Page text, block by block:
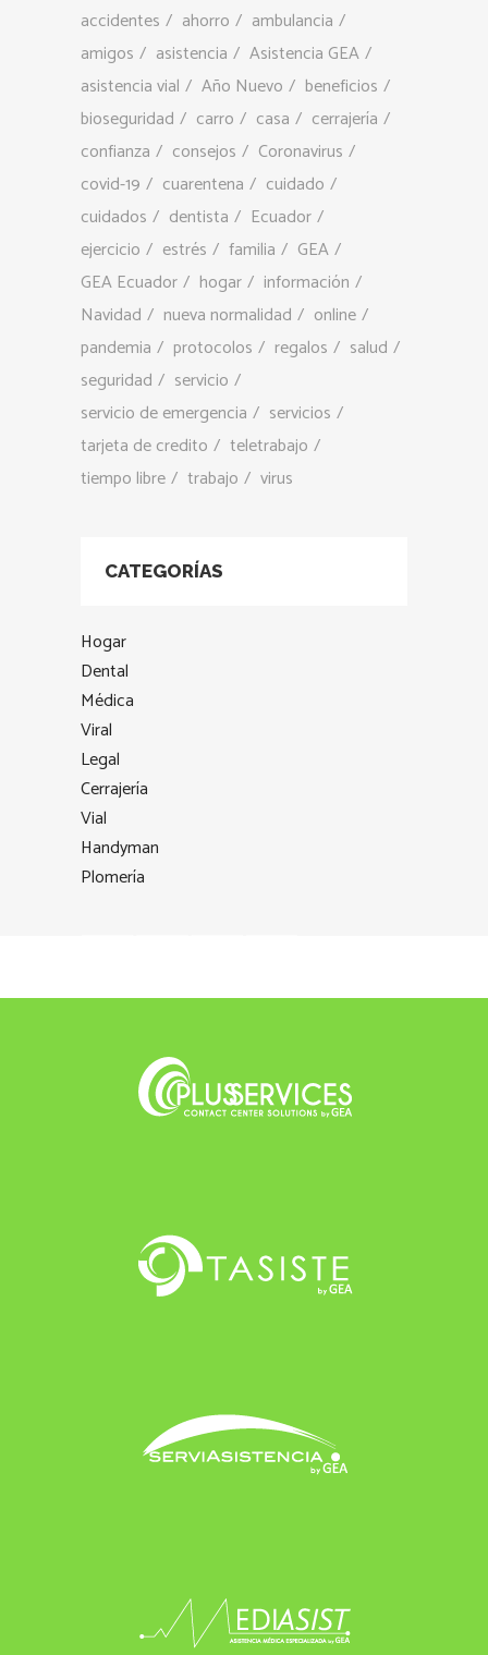
accidentes ahorro
ambulancia
amigos
asistencia
Asistencia GEA
asistencia vial
Año Nuevo
beneficios
bioseguridad
carro casa
cerrajería
confianza
consejos
Coronavirus
covid-19
cuarentena
cuidado
cuidados
dentista
Ecuador
ejercicio
estrés familia
GEA
GEA Ecuador
hogar
información
Navidad
nueva normalidad
online
pandemia
protocolos regalos
salud
seguridad
servicio
servicio de emergencia
servicios
tarjeta de credito
teletrabajo
tiempo libre
trabajo virus
CATEGORÍAS
Hogar
Dental
Médica
Viral
Legal
Cerrajería
Vial
Handyman
Plomería